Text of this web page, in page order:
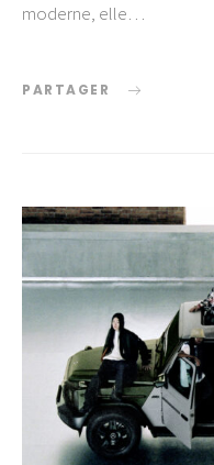
moderne, elle…
PARTAGER